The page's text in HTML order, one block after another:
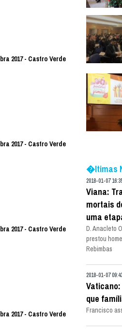
2017 - Castro Verde
2017 - Castro Verde
2017 - Castro Verde
2017 - Castro Verde
�ltimas
2018-01-07
Viana:
mortais
uma
D. Anacleto
prestou
Rebimbas
2018-01-07
que
Francisco